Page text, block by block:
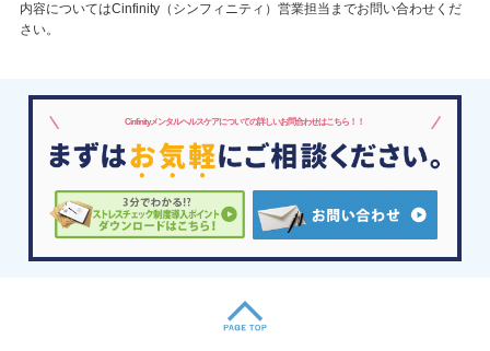
内容についてはCinfinity（シンフィニティ）営業担当までお問い合わせくだ
さい。
Cinfinityメンタルヘルスケアについての詳しいお問合わせはこちら！！